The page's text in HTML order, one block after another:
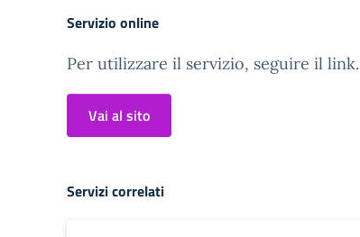
Servizio online
Per utilizzare il servizio, seguire il link.
Vai al sito
Servizi correlati